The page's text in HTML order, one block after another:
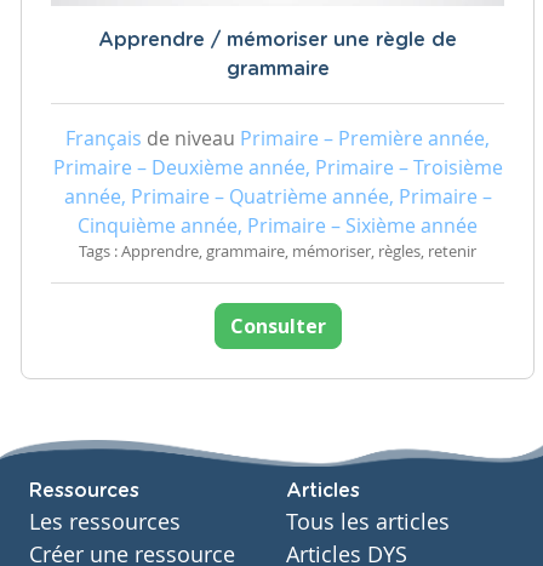
Apprendre / mémoriser une règle de
grammaire
Français de niveau Primaire – Première année,
Primaire – Deuxième année, Primaire – Troisième
année, Primaire – Quatrième année, Primaire –
Cinquième année, Primaire – Sixième année
Tags : Apprendre, grammaire, mémoriser, règles, retenir
Consulter
Ressources
Les ressources
Créer une ressource
Articles
Tous les articles
Articles DYS